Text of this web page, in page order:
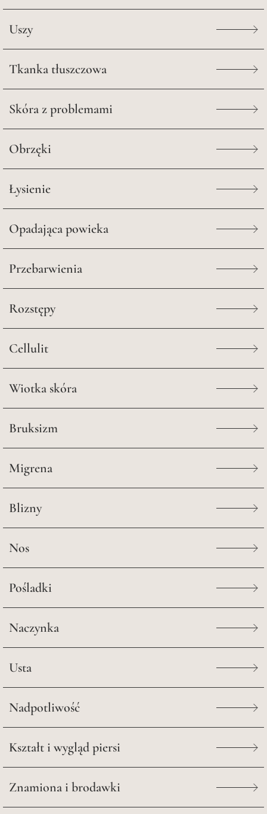
Uszy
Tkanka tłuszczowa
Skóra z problemami
Obrzęki
Łysienie
Opadająca powieka
Przebarwienia
Rozstępy
Cellulit
Wiotka skóra
Bruksizm
Migrena
Blizny
Nos
Pośladki
Naczynka
Usta
Nadpotliwość
Kształt i wygląd piersi
Znamiona i brodawki